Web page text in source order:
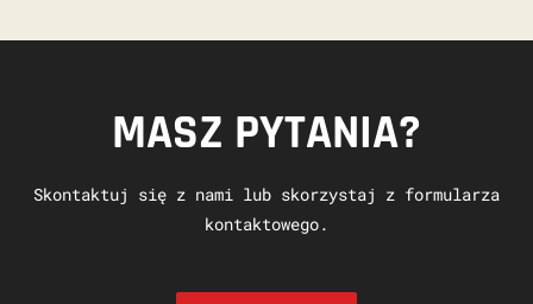
MASZ PYTANIA?
Skontaktuj się z nami lub skorzystaj z formularza
kontaktowego.